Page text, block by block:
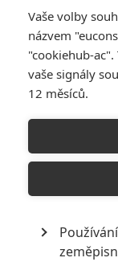
Come
Originální název:
Český název: Come
Premiéra:
Žánr: Drama,
Země původu: USA
TAGY
Vaše volby
názvem
"cookiehub-
vaše signály
12 měsíců.